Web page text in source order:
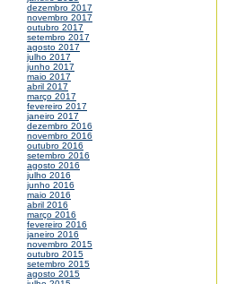
dezembro 2017
novembro 2017
outubro 2017
setembro 2017
agosto 2017
julho 2017
junho 2017
maio 2017
abril 2017
março 2017
fevereiro 2017
janeiro 2017
dezembro 2016
novembro 2016
outubro 2016
setembro 2016
agosto 2016
julho 2016
junho 2016
maio 2016
abril 2016
março 2016
fevereiro 2016
janeiro 2016
novembro 2015
outubro 2015
setembro 2015
agosto 2015